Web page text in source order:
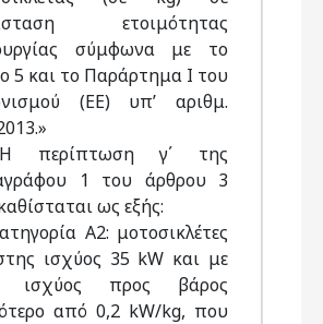
ετοιμότητας
σύμφωνα με το
5 και το Παράρτημα Ι του
(ΕΕ) υπ’ αριθμ.
περίπτωση γ΄ της
1 του άρθρου 3
ως εξής:
Α2: μοτοσικλέτες
ισχύος 35 kW και με
ισχύος προς βάρος
από 0,2 kW/kg, που